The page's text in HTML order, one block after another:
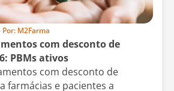
Por: M2Farma
com desconto de
PBMs ativos
com desconto de
farmácias e pacientes a